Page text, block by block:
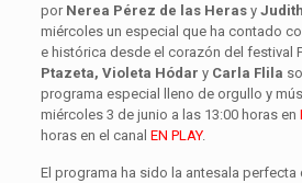
por Nerea Pérez de las Herasy
miércoles un especial que ha contado
e histórica desde el corazón del festival
Ptazeta, Violeta Hódar yCarla Flila
programa especial lleno de orgullo y
miércoles 3 de junio a las 13:00 horas en
horas en el canal EN PLAY.
El programa ha sido la antesala perfecta